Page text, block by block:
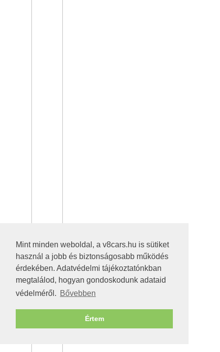
Mint minden weboldal, a v8cars.hu is sütiket
használ a jobb és biztonságosabb működés
érdekében. Adatvédelmi tájékoztatónkban
megtalálod, hogyan gondoskodunk adataid
védelméről. Bővebben
Értem